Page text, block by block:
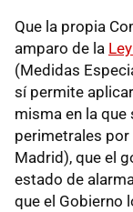
Que la propia
amparo de la
(Medidas
sí permite
misma en la
perimetrales
Madrid), que el
estado de
que el Gobierno